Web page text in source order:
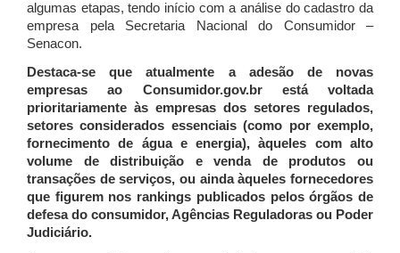
algumas etapas, tendo início com a análise do cadastro da
empresa pela Secretaria Nacional do Consumidor –
Senacon.
Destaca-se que atualmente a adesão de novas
empresas ao Consumidor.gov.br está voltada
prioritariamente às empresas dos setores regulados,
setores considerados essenciais (como por exemplo,
fornecimento de água e energia), àqueles com alto
volume de distribuição e venda de produtos ou
transações de serviços, ou ainda àqueles fornecedores
que figurem nos rankings publicados pelos órgãos de
defesa do consumidor, Agências Reguladoras ou Poder
Judiciário.